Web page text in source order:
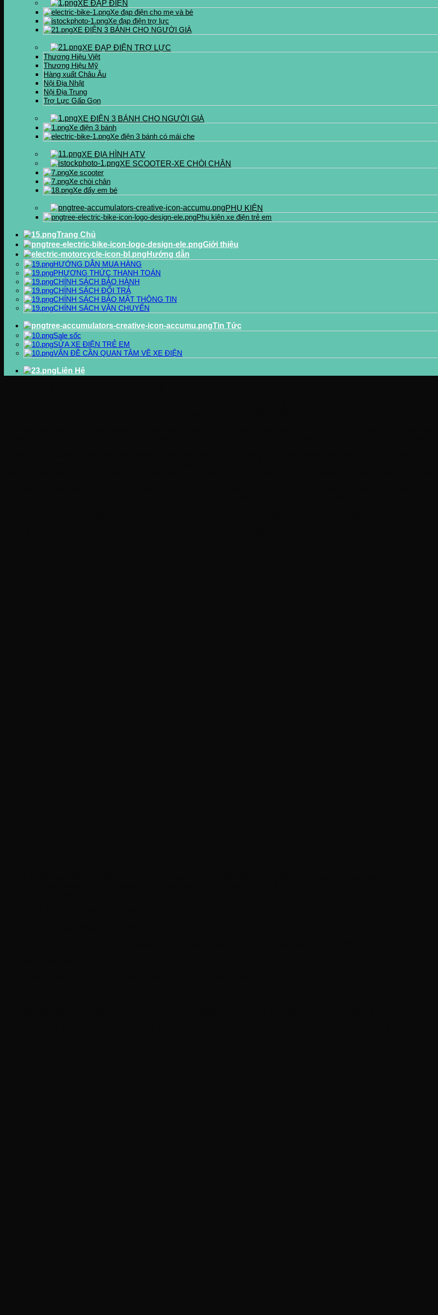
XE ĐẠP ĐIỆN
Xe đạp điện cho mẹ và bé
Xe đạp điện trợ lực
XE ĐIỆN 3 BÁNH CHO NGƯỜI GIÀ
XE ĐẠP ĐIỆN TRỢ LỰC
Thương Hiệu Việt
Thương Hiệu Mỹ
Hàng xuất Châu Âu
Nội Địa Nhật
Nội Địa Trung
Trợ Lực Gấp Gọn
XE ĐIỆN 3 BÁNH CHO NGƯỜI GIÀ
Xe điện 3 bánh
Xe điện 3 bánh có mái che
XE ĐỊA HÌNH ATV
XE SCOOTER-XE CHÒI CHÂN
Xe scooter
Xe chòi chân
Xe đẩy em bé
PHỤ KIỆN
Phụ kiện xe điện trẻ em
Trang Chủ
Giới thiệu
Hướng dẫn
HƯỚNG DẪN MUA HÀNG
PHƯƠNG THỨC THANH TOÁN
CHÍNH SÁCH BẢO HÀNH
CHÍNH SÁCH ĐỔI TRẢ
CHÍNH SÁCH BẢO MẬT THÔNG TIN
CHÍNH SÁCH VẬN CHUYỂN
Tin Tức
Sale sốc
SỬA XE ĐIỆN TRẺ EM
VẤN ĐỀ CẦN QUAN TÂM VỀ XE ĐIỆN
Liên Hệ